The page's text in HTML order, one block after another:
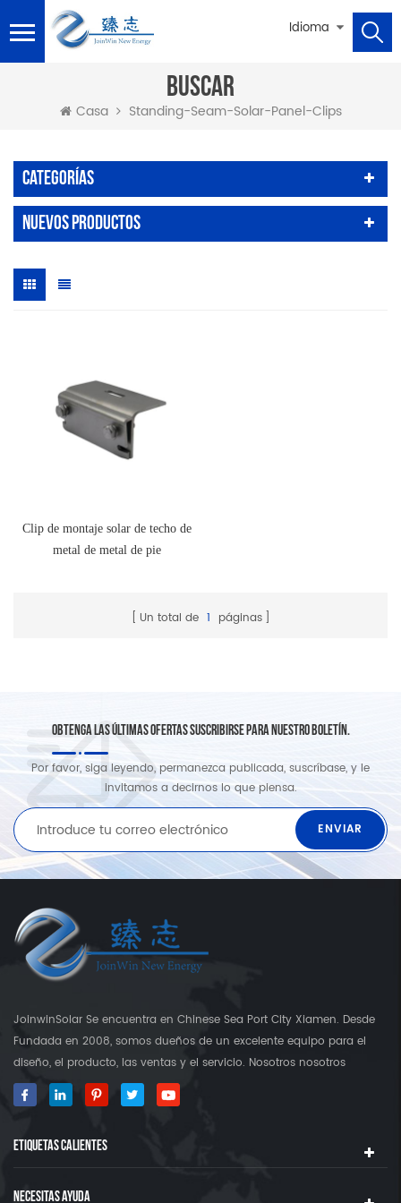
Idioma
BUSCAR
Casa Standing-Seam-Solar-Panel-Clips
Categorías
Nuevos Productos
Clip de montaje solar de techo de
metal de metal de pie
Un total de 1 páginas
OBTENGA LAS ÚLTIMAS OFERTAS SUSCRIBIRSE PARA NUESTRO BOLETÍN.
Por favor, siga leyendo, permanezca publicada, suscríbase, y le
invitamos a decirnos lo que piensa.
JoinwinSolar Se encuentra en Chinese Sea Port City Xiamen. Desde
Fundada en 2008, somos dueños de un excelente equipo para el
diseño, el producto, las ventas y el servicio. Nosotros nosotros
construyó nuestra propia fábrica que es más que 3000 Square's
Tierra. Como proveedor global en soportes de montaje solar,
alrededor del mundo ◆ Nuestro producto JoinwinSolar Los productos
incluyen el siguiente: 1, Sistemas y accesorios de montaje solar del
techo de metal. 2, baldosas Sistemas y accesorios de montaje solar
ETIQUETAS CALIENTES
NECESITAS AYUDA